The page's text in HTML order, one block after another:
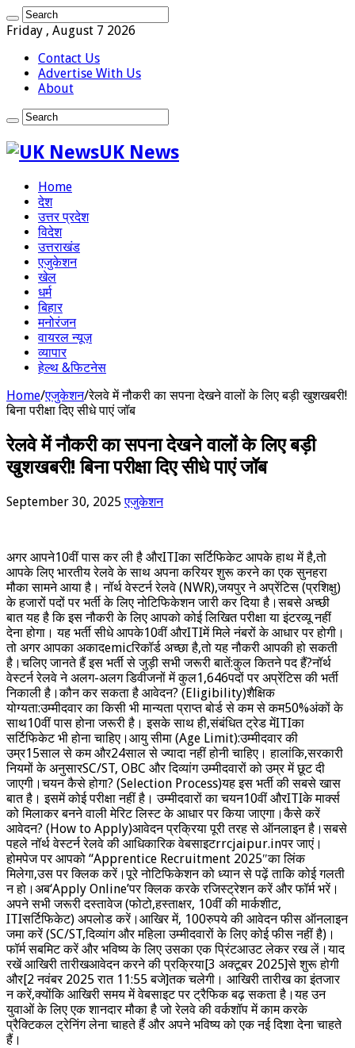
Friday , August 7 2026
Contact Us
Advertise With Us
About
UK News
Home
देश
उत्तर प्रदेश
विदेश
उत्तराखंड
एजुकेशन
खेल
धर्म
बिहार
मनोरंजन
वायरल न्यूज़
व्यापार
हेल्थ &फिटनेस
Home/एजुकेशन/रेलवे में नौकरी का सपना देखने वालों के लिए बड़ी खुशखबरी!
बिना परीक्षा दिए सीधे पाएं जॉब
रेलवे में नौकरी का सपना देखने वालों के लिए बड़ी
खुशखबरी! बिना परीक्षा दिए सीधे पाएं जॉब
September 30, 2025 एजुकेशन
अगर आपने10वीं पास कर ली है औरITIका सर्टिफिकेट आपके हाथ में है,तो
आपके लिए भारतीय रेलवे के साथ अपना करियर शुरू करने का एक सुनहरा
मौका सामने आया है। नॉर्थ वेस्टर्न रेलवे (NWR),जयपुर ने अप्रेंटिस (प्रशिक्षु)
के हजारों पदों पर भर्ती के लिए नोटिफिकेशन जारी कर दिया है।सबसे अच्छी
बात यह है कि इस नौकरी के लिए आपको कोई लिखित परीक्षा या इंटरव्यू नहीं
देना होगा। यह भर्ती सीधे आपके10वीं औरITIमें मिले नंबरों के आधार पर होगी।
तो अगर आपका अकादemicरिकॉर्ड अच्छा है,तो यह नौकरी आपकी हो सकती
है।चलिए जानते हैं इस भर्ती से जुड़ी सभी जरूरी बातें:कुल कितने पद हैं?नॉर्थ
वेस्टर्न रेलवे ने अलग-अलग डिवीजनों में कुल1,646पदों पर अप्रेंटिस की भर्ती
निकाली है।कौन कर सकता है आवेदन? (Eligibility)शैक्षिक
योग्यता:उम्मीदवार का किसी भी मान्यता प्राप्त बोर्ड से कम से कम50%अंकों के
साथ10वीं पास होना जरूरी है। इसके साथ ही,संबंधित ट्रेड मेंITIका
सर्टिफिकेट भी होना चाहिए।आयु सीमा (Age Limit):उम्मीदवार की
उम्र15साल से कम और24साल से ज्यादा नहीं होनी चाहिए। हालांकि,सरकारी
नियमों के अनुसारSC/ST, OBC और दिव्यांग उम्मीदवारों को उम्र में छूट दी
जाएगी।चयन कैसे होगा? (Selection Process)यह इस भर्ती की सबसे खास
बात है। इसमें कोई परीक्षा नहीं है। उम्मीदवारों का चयन10वीं औरITIके मार्क्स
को मिलाकर बनने वाली मेरिट लिस्ट के आधार पर किया जाएगा।कैसे करें
आवेदन? (How to Apply)आवेदन प्रक्रिया पूरी तरह से ऑनलाइन है।सबसे
पहले नॉर्थ वेस्टर्न रेलवे की आधिकारिक वेबसाइटrrcjaipur.inपर जाएं।
होमपेज पर आपको “Apprentice Recruitment 2025″का लिंक
मिलेगा,उस पर क्लिक करें।पूरे नोटिफिकेशन को ध्यान से पढ़ें ताकि कोई गलती
न हो।अब‘Apply Online’पर क्लिक करके रजिस्ट्रेशन करें और फॉर्म भरें।
अपने सभी जरूरी दस्तावेज (फोटो,हस्ताक्षर, 10वीं की मार्कशीट,
ITIसर्टिफिकेट) अपलोड करें।आखिर में, 100रुपये की आवेदन फीस ऑनलाइन
जमा करें (SC/ST,दिव्यांग और महिला उम्मीदवारों के लिए कोई फीस नहीं है)।
फॉर्म सबमिट करें और भविष्य के लिए उसका एक प्रिंटआउट लेकर रख लें।याद
रखें आखिरी तारीखआवेदन करने की प्रक्रिया[3 अक्टूबर 2025]से शुरू होगी
और[2 नवंबर 2025 रात 11:55 बजे]तक चलेगी। आखिरी तारीख का इंतजार
न करें,क्योंकि आखिरी समय में वेबसाइट पर ट्रैफिक बढ़ सकता है।यह उन
युवाओं के लिए एक शानदार मौका है जो रेलवे की वर्कशॉप में काम करके
प्रैक्टिकल ट्रेनिंग लेना चाहते हैं और अपने भविष्य को एक नई दिशा देना चाहते
हैं।